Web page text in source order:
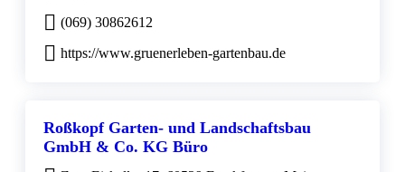
(069) 30862612
https://www.gruenerleben-gartenbau.de
Roßkopf Garten- und Landschaftsbau
GmbH & Co. KG Büro